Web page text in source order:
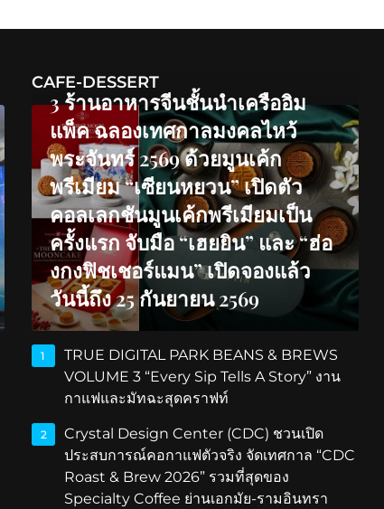
CAFE-DESSERT
3 ร้านอาหารจีนชั้นนำเครืออิม
แพ็ค ฉลองเทศกาลมงคลไหว้
พระจันทร์ 2569 ด้วยมูนเค้ก
พรีเมียม “เซียนหยวน” เปิดตัว
คอลเลกชันมูนเค้กพรีเมียมเป็น
ครั้งแรก จับมือ “เฮยยิน” และ “ฮ่อ
งกงฟิชเชอร์แมน” เปิดจองแล้ว
วันนี้ถึง 25 กันยายน 2569
1
TRUE DIGITAL PARK BEANS & BREWS
VOLUME 3 “Every Sip Tells A Story” งาน
กาแฟและมัทฉะสุดคราฟท์
2
Crystal Design Center (CDC) ชวนเปิด
ประสบการณ์คอกาแฟตัวจริง จัดเทศกาล “CDC
Roast & Brew 2026” รวมที่สุดของ
Specialty Coffee ย่านเอกมัย-รามอินทรา